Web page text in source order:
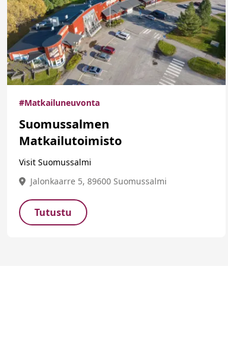
#Matkailuneuvonta
Suomussalmen
Matkailutoimisto
Visit Suomussalmi
Jalonkaarre 5, 89600 Suomussalmi
Tutustu